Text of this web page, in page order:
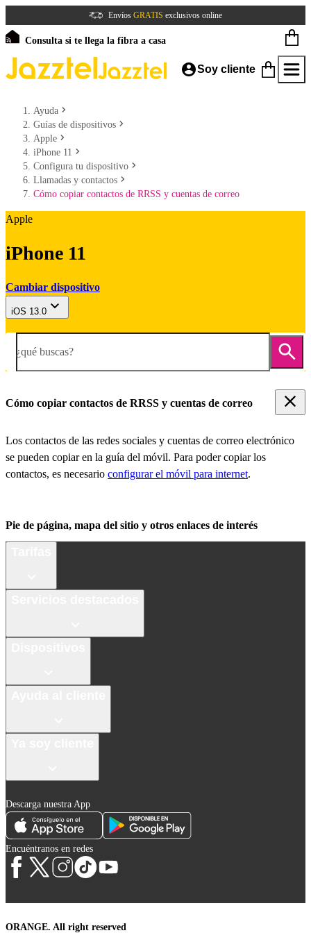
Envíos GRATIS exclusivos online
Consulta si te llega la fibra a casa
Soy cliente
Ayuda
Guías de dispositivos
Apple
iPhone 11
Configura tu dispositivo
Llamadas y contactos
Cómo copiar contactos de RRSS y cuentas de correo
Apple
iPhone 11
Cambiar dispositivo
iOS 13.0
¿qué buscas?
Cómo copiar contactos de RRSS y cuentas de correo
Los contactos de las redes sociales y cuentas de correo electrónico
se pueden copiar en la guía del móvil. Para poder copiar los
contactos, es necesario configurar el móvil para internet.
Pie de página, mapa del sitio y otros enlaces de interés
Descarga nuestra App
Encuéntranos en redes
ORANGE. All right reserved